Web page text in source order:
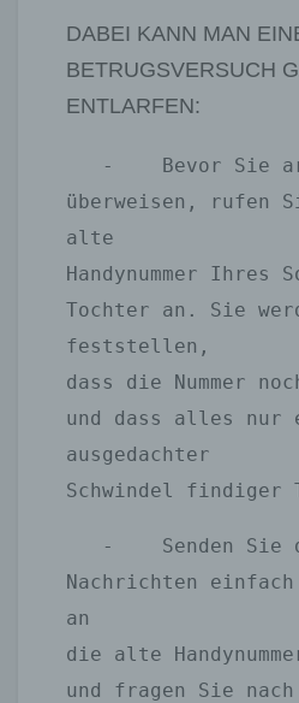
DABEI KANN MAN
BETRUGSVERSUCH
ENTLARFEN:
überweisen, rufen
alte
Handynummer Ihres
Tochter an. Sie
feststellen,
dass die Nummer
und dass alles nur
ausgedachter
Schwindel findiger
Nachrichten einfach
an
die alte
und fragen Sie nach